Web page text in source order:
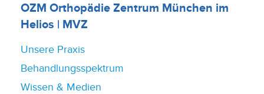
OZM Orthopädie Zentrum München im
Helios | MVZ
Unsere Praxis
Behandlungsspektrum
Wissen & Medien